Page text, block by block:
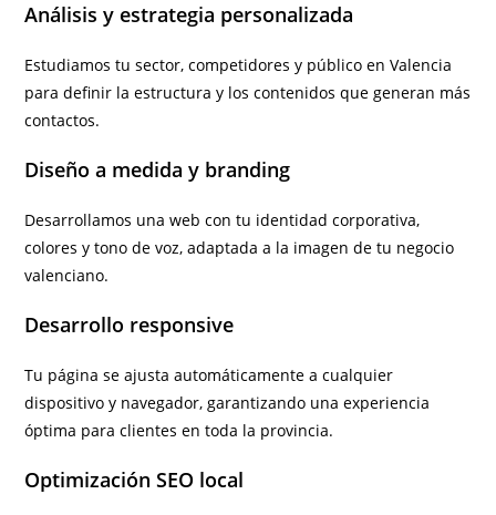
Análisis y estrategia personalizada
Estudiamos tu sector, competidores y público en Valencia
para definir la estructura y los contenidos que generan más
contactos.
Diseño a medida y branding
Desarrollamos una web con tu identidad corporativa,
colores y tono de voz, adaptada a la imagen de tu negocio
valenciano.
Desarrollo responsive
Tu página se ajusta automáticamente a cualquier
dispositivo y navegador, garantizando una experiencia
óptima para clientes en toda la provincia.
Optimización SEO local